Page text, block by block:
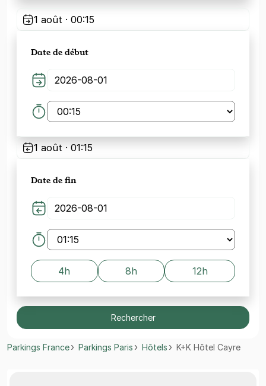
1 août · 00:15
Date de début
1 août · 01:15
Date de fin
4h 8h 12h
Rechercher
Parkings France Parkings Paris Hôtels K+K Hôtel Cayre